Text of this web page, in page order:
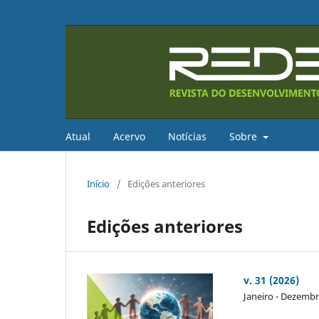
Atual Acervo Notícias Sobre
Início / Edições anteriores
Edições anteriores
v. 31 (2026)
Janeiro -